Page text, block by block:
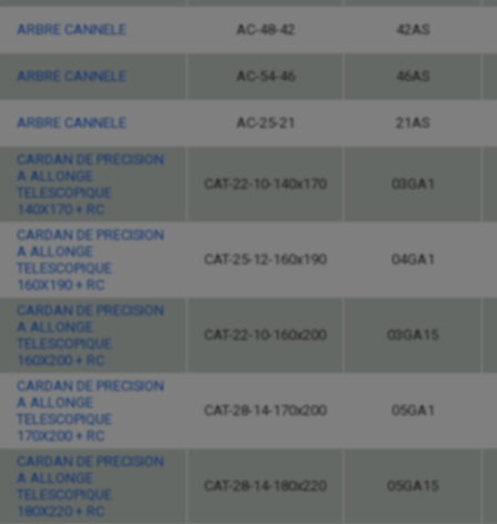
ARBRE CANNELE AC-48-42 42AS
ARBRE CANNELE AC-54-46 46AS
ARBRE CANNELE AC-25-21 21AS
CARDAN DE PRECISION
A ALLONGE
TELESCOPIQUE
140X170 + RC
CAT-22-10-140x170 03GA1
CARDAN DE PRECISION
A ALLONGE
TELESCOPIQUE
160X190 + RC
CAT-25-12-160x190 04GA1
CARDAN DE PRECISION
A ALLONGE
TELESCOPIQUE
160X200 + RC
CAT-22-10-160x200 03GA15
CARDAN DE PRECISION
A ALLONGE
TELESCOPIQUE
170X200 + RC
CAT-28-14-170x200 05GA1
CARDAN DE PRECISION
A ALLONGE
TELESCOPIQUE
180X220 + RC
CAT-28-14-180x220 05GA15